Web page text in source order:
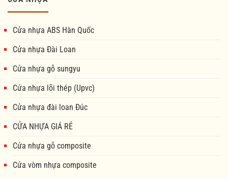
Cửa nhựa ABS Hàn Quốc
Cửa nhựa Đài Loan
Cửa nhựa gỗ sungyu
Cửa nhựa lõi thép (Upvc)
Cửa nhựa đài loan Đúc
CỬA NHỰA GIÁ RẺ
Cửa nhựa gỗ composite
Cửa vòm nhựa composite